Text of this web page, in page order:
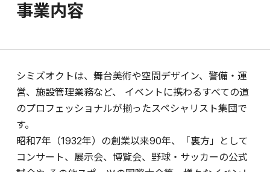
事業内容
シミズオクトは、舞台美術や空間デザイン、警備・運
営、施設管理業務など、
イベントに携わるすべての道
のプロフェッショナルが揃ったスペシャリスト集団で
す。
昭和7年（1932年）の創業以来90年、「裏方」として
コンサート、展示会、博覧会、野球・サッカーの公式